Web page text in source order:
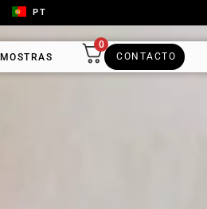
PT
0
CONTACTO